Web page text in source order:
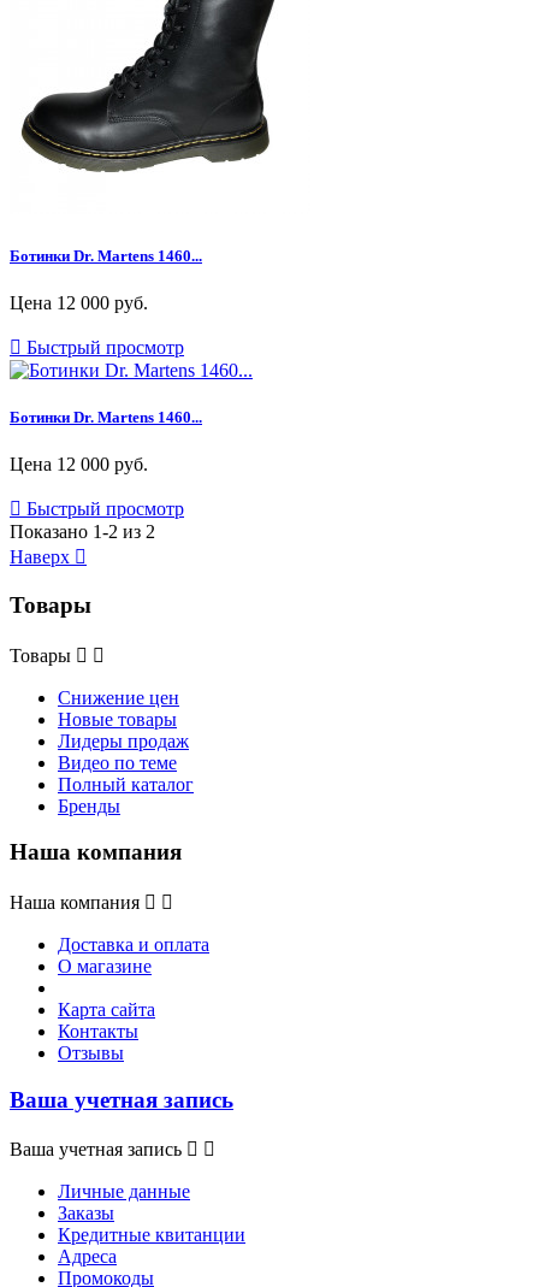
Ботинки Dr. Martens 1460...
Цена 12 000 руб.
 Быстрый просмотр
Ботинки Dr. Martens 1460...
Цена 12 000 руб.
 Быстрый просмотр
Показано 1-2 из 2
Наверх 
Товары
Товары  
Снижение цен
Новые товары
Лидеры продаж
Видео по теме
Полный каталог
Бренды
Наша компания
Наша компания  
Доставка и оплата
О магазине
Карта сайта
Контакты
Отзывы
Ваша учетная запись
Ваша учетная запись  
Личные данные
Заказы
Кредитные квитанции
Адреса
Промокоды